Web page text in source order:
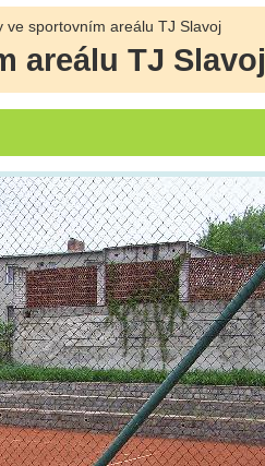
ve sportovním areálu TJ Slavoj
areálu TJ Slavoj